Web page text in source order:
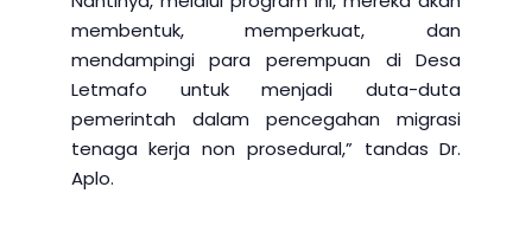
membentuk, memperkuat, dan
mendampingi para perempuan di Desa
Letmafo untuk menjadi duta-duta
pemerintah dalam pencegahan migrasi
tenaga kerja non prosedural,” tandas Dr.
Aplo.